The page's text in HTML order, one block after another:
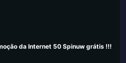
da Internet 50 Spinuw grátis !!!